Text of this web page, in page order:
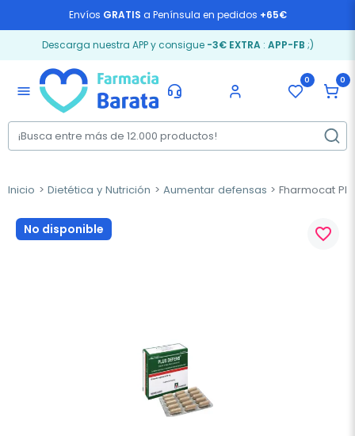
Envíos GRATIS a Península en pedidos +65€
Descarga nuestra APP y consigue -3€ EXTRA: APP-FB ;)
menu
0 0
Inicio Dietética y Nutrición Aumentar defensas Fharmocat
No disponible favorite_border